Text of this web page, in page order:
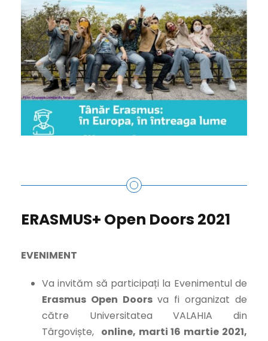
ERASMUS+ Open Doors 2021
EVENIMENT
Va invităm să participați la Evenimentul de
Erasmus Open Doors va fi organizat de
către Universitatea VALAHIA din
Târgoviște, online, marti 16 martie 2021,